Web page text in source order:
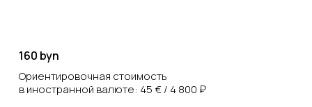
160 byn
Ориентировочная стоимость
в иностранной валюте: 45 € / 4 800 ₽